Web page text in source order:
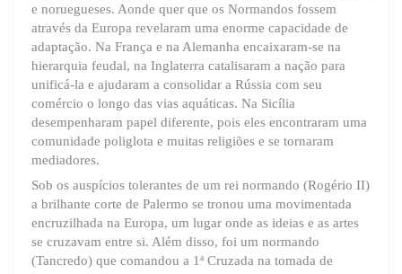
e noruegueses. Aonde quer que os Normandos fossem
através da Europa revelaram uma enorme capacidade de
adaptação. Na França e na Alemanha encaixaram-se na
hierarquia feudal, na Inglaterra catalisaram a nação para
unificá-la e ajudaram a consolidar a Rússia com seu
comércio o longo das vias aquáticas. Na Sicília
desempenharam papel diferente, pois eles encontraram uma
comunidade poliglota e muitas religiões e se tornaram
mediadores.
Sob os auspícios tolerantes de um rei normando (Rogério II)
a brilhante corte de Palermo se tronou uma movimentada
encruzilhada na Europa, um lugar onde as ideias e as artes
se cruzavam entre si. Além disso, foi um normando
(Tancredo) que comandou a 1ª Cruzada na tomada de